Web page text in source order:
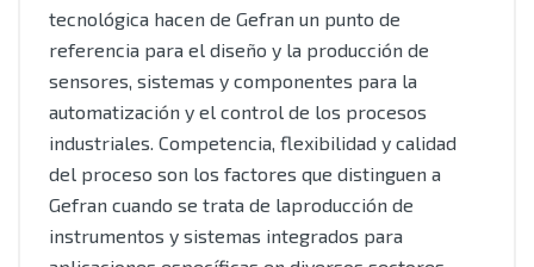
tecnológica hacen de Gefran un punto de
referencia para el diseño y la producción de
sensores, sistemas y componentes para la
automatización y el control de los procesos
industriales. Competencia, flexibilidad y calidad
del proceso son los factores que distinguen a
Gefran cuando se trata de laproducción de
instrumentos y sistemas integrados para